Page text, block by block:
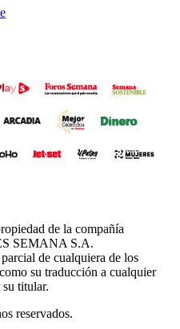
de la compañía
SEMANA S.A.
de cualquiera de los
su traducción a cualquier
titular.
reservados.